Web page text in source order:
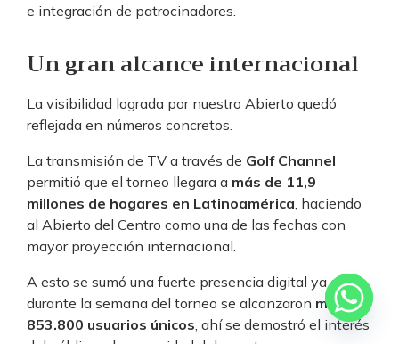
e integración de patrocinadores.
Un gran alcance internacional
La visibilidad lograda por nuestro Abierto quedó
reflejada en números concretos.
La transmisión de TV a través de Golf Channel
permitió que el torneo llegara a más de 11,9
millones de hogares en Latinoamérica, haciendo
al Abierto del Centro como una de las fechas con
mayor proyección internacional.
A esto se sumó una fuerte presencia digital ya que
durante la semana del torneo se alcanzaron más de
853.800 usuarios únicos, ahí se demostró el interés